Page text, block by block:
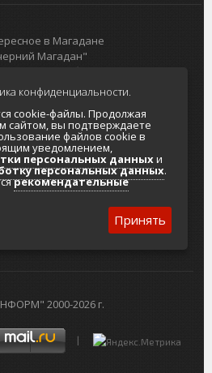
в Магадане
Магадан"
туристический портал
в отношении обработки
данных
на обработку персональных
2000-2026 г.
конфиденциальности.
cookie-файлы. Продолжая
сайтом, вы подтверждаете
файлов cookie в
уведомлением,
персональных данныхи
персональных данных.
рекомендательные
Принять